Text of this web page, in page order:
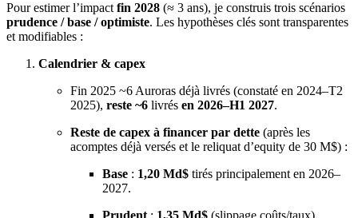
Pour estimer l’impact fin 2028 (≈ 3 ans), je construis trois scénarios
prudence / base / optimiste. Les hypothèses clés sont transparentes
et modifiables :
Calendrier & capex
Fin 2025 ~6 Auroras déjà livrés (constaté en 2024–T2
2025), reste ~6 livrés en 2026–H1 2027.
Reste de capex à financer par dette (après les
acomptes déjà versés et le reliquat d’equity de 30 M$) :
Base : 1,20 Md$ tirés principalement en 2026–
2027.